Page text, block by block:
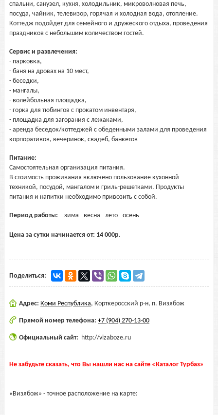
спальни, санузел, кухня, холодильник, микроволновая печь,
посуда, чайник, телевизор, горячая и холодная вода, отопление.
Коттедж подойдет для семейного и дружеского отдыха, проведения
праздников с небольшим количеством гостей.
Сервис и развлечения:
- парковка,
- баня на дровах на 10 мест,
- беседки,
- мангалы,
- волейбольная площадка,
- горка для тюбингов с прокатом инвентаря,
- площадка для загорания с лежаками,
- аренда беседок/коттеджей с обеденными залами для проведения
корпоративов, вечеринок, свадеб, банкетов
Питание:
Самостоятельная организация питания.
В стоимость проживания включено пользование кухонной
техникой, посудой, мангалом и гриль-решетками. Продукты
питания и напитки необходимо привозить с собой.
Период работы: зима весна лето осень
Цена за сутки начинается от: 14 000р.
Поделиться:
Адрес: Коми Республика, Корткеросский р-н, п. Визябож
Прямой номер телефона: +7 (904) 270-13-00
Официальный сайт: http://vizaboze.ru
Не забудьте сказать, что Вы нашли нас на сайте «Каталог Турбаз»
«Визябож» - точное расположение на карте: